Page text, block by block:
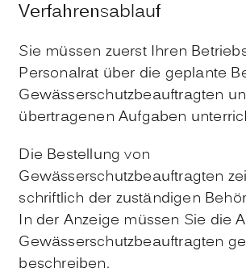
Verfahrensablauf
Sie müssen zuerst Ihren
Personalrat über die geplante
Gewässerschutzbeauftragten
übertragenen Aufgaben
Die Bestellung von
Gewässerschutzbeauftragten
schriftlich der zuständigen
In der Anzeige müssen Sie die
Gewässerschutzbeauftragten
beschreiben.